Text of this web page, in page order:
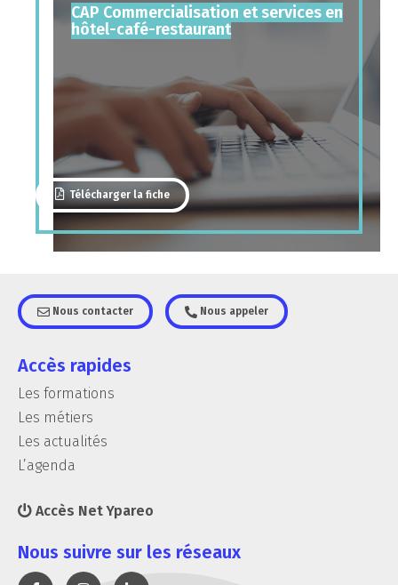
CAP Commercialisation et services en
hôtel-café-restaurant
Télécharger la fiche
Nous contacter Nous appeler
Accès rapides
Les formations
Les métiers
Les actualités
L’agenda
Accès Net Ypareo
Nous suivre sur les réseaux